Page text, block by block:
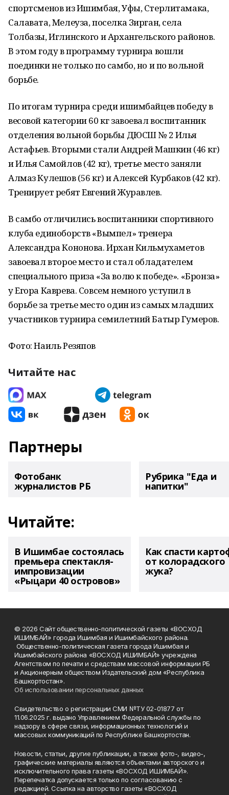
спортсменов из Ишимбая, Уфы, Стерлитамака,
Салавата, Мелеуза, поселка Зирган, села
Толбазы, Иглинского и Архангельского районов.
В этом году в программу турнира вошли
поединки не только по самбо, но и по вольной
борьбе.
По итогам турнира среди ишимбайцев победу в
весовой категории 60 кг завоевал воспитанник
отделения вольной борьбы ДЮСШ № 2 Илья
Астафьев. Вторыми стали Андрей Машкин (46 кг)
и Илья Самойлов (42 кг), третье место заняли
Алмаз Кулешов (56 кг) и Алексей Курбаков (42 кг).
Тренирует ребят Евгений Журавлев.
В самбо отличились воспитанники спортивного
клуба единоборств «Вымпел» тренера
Александра Кононова. Ирхан Кильмухаметов
завоевал второе место и стал обладателем
специального приза «За волю к победе». «Бронза»
у Егора Каврева. Совсем немного уступил в
борьбе за третье место один из самых младших
участников турнира семилетний Батыр Гумеров.
Фото: Наиль Резяпов
Читайте нас
Партнеры
Фотобанк
журналистов РБ
Рубрика "Еда и
напитки"
Читайте:
В Ишимбае состоялась
премьера спектакля-
импровизации
«Рыцари 40 островов»
Как спасти
от колорадского
жука?
© 2026 Сайт общественно-политической газеты «ВОСХОД
ИШИМБАЙ» города Ишимбая и Ишимбайского района.
Общественно-политическая газета города Ишимбая и
Ишимбайского района «ВОСХОД ИШИМБАЙ» учреждена
Агентством по печати и средствам массовой информации РБ
и Акционерным обществом Издательский дом «Республика
Башкортостан».
Об использовании персональных данных
Свидетельство о регистрации СМИ №ТУ 02-01877 от
11.06.2025 г. выдано Управлением Федеральной службы по
надзору в сфере связи, информационных технологий и
массовых коммуникаций по Республике Башкортостан.
Новости, статьи, другие публикации, а также фото-, видео-,
графические материалы являются объектами авторского и
исключительного права газеты «ВОСХОД ИШИМБАЙ».
Перепечатка допускается только по согласованию с
редакцией. Ссылка на авторство газеты «ВОСХОД